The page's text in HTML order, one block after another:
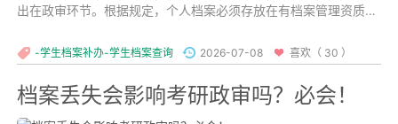
出在政审环节。根据规定，个人档案必须存放在有档案管理资质的
-学生档案补办-学生档案查询 2026-07-08 喜欢（ 30 ）
档案丢失会影响考研政审吗？必会！